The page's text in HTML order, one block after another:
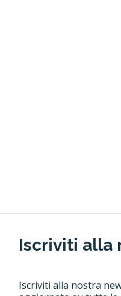
Iscriviti alla
Iscriviti alla nostra